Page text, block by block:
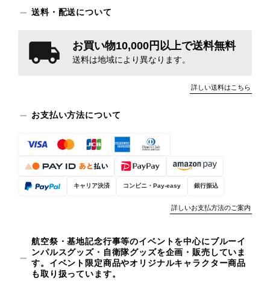
送料・配送について
お買い物10,000円以上で送料無料
送料は地域により異なります。
詳しい送料はこちら
お支払い方法について
キャリア決済 コンビニ・Pay-easy 銀行振込
詳しいお支払方法のご案内
航空祭・基地記念行事等のイベントを中心にブルーイ
ンパルスグッズ・自衛隊グッズを企画・販売していま
す。イベント限定商品やオリジナルキャラクター商品
も取り扱っています。